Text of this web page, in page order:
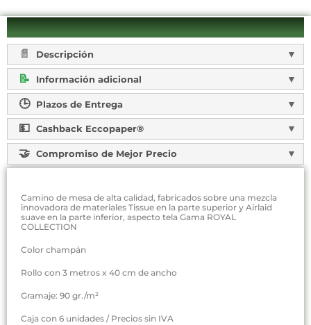
Descripción
Información adicional
Plazos de Entrega
Cashback Eccopaper®
Compromiso de Mejor Precio
Camino de mesa de alta calidad, fabricados sobre una mezcla
innovadora de materiales Tissue en la parte superior y Airlaid
suave en la parte inferior, aspecto tela Gama ROYAL
COLLECTION
Color champán
Rollo con 3 metros x 40 cm de ancho
Gramaje: 90 gr./m²
Caja con 6 unidades / Precios sin IVA